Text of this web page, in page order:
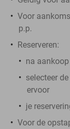
Voor
p.p.
Reserveren:
na
selecteer
ervoor
je
Voor de